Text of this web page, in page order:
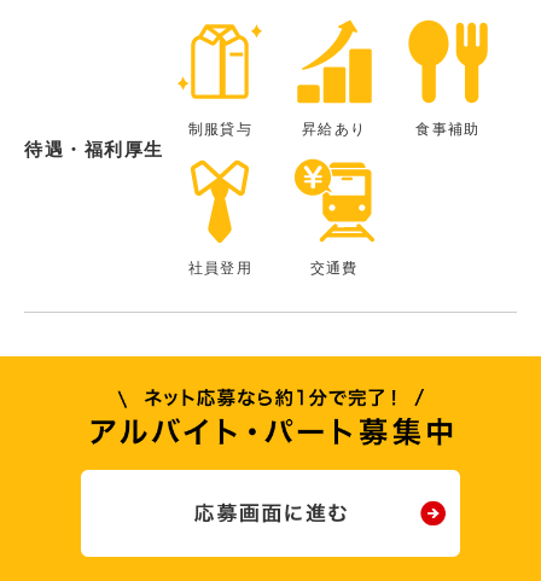
待遇・福利厚生
制服貸与 昇給あり 食事補助
社員登用 交通費